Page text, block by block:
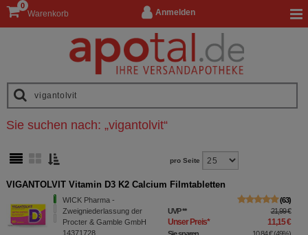
Anmelden
Warenkorb
0
Sie suchen nach: „vigantolvit“
pro Seite
VIGANTOLVIT Vitamin D3 K2 Calcium Filmtabletten
WICK Pharma -
Zweigniederlassung der
Procter & Gamble GmbH
14371728
63
UVP** 21,99 €
Unser Preis* 11,15 €